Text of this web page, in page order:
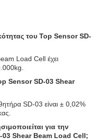
του Top Sensor SD-
Load Cell έχει
Sensor SD-03 Shear
SD-03 είναι ± 0,02%
για την
03 Shear Beam Load Cell;